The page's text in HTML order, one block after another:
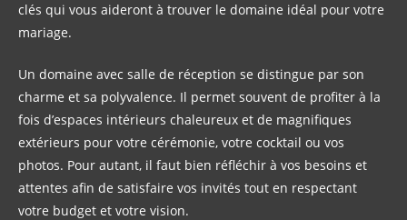
clés qui vous aideront à trouver le domaine idéal pour votre
mariage.
Un domaine avec salle de réception se distingue par son
charme et sa polyvalence. Il permet souvent de profiter à la
fois d’espaces intérieurs chaleureux et de magnifiques
extérieurs pour votre cérémonie, votre cocktail ou vos
photos. Pour autant, il faut bien réfléchir à vos besoins et
attentes afin de satisfaire vos invités tout en respectant
votre budget et votre vision.